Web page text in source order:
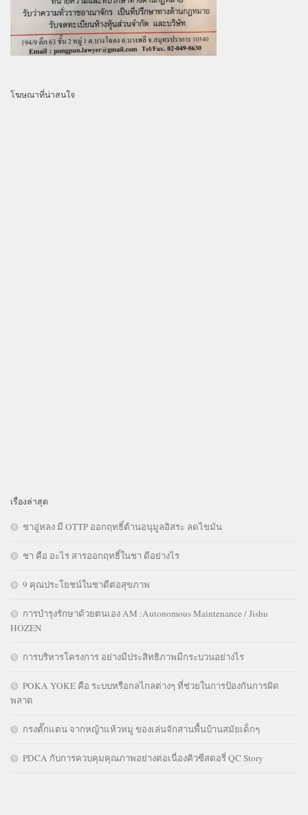
โฆษณาที่น่าสนใจ
เรื่องล่าสุด
ชาอู่หลง มี OTTP ออกฤทธิ์ต้านอนุมูลอิสระ ลดไขมัน
ชา คือ อะไร สารออกฤทธิ์ในชา ดีอย่างไร
9 คุณประโยชน์ในชาดีต่อสุขภาพ
การบำรุงรักษาด้วยตนเอง AM :Autonomous Maintenance / Jishu
HOZEN
การบริหารโครงการ อย่างมีประสิทธิภาพมีกระบวนอย่างไร
POKA YOKE คือ ระบบหรือกลไกลต่างๆ ที่ช่วยในการป้องกันการผิด
พลาด
กรงตั๊กแตน จากหญ้าแห้วหมู ของเล่นจักสานพื้นบ้านสมัยเด็กๆ
PDCA กับการควบคุมคุณภาพอย่างต่อเนื่องคิวซีสตอรี่ QC Story